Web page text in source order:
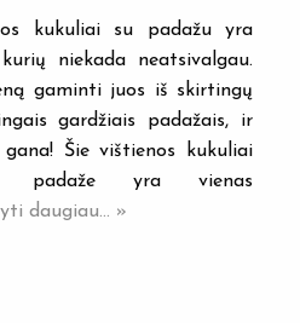
kukuliai su padažu yra
niekada neatsivalgau.
gaminti juos iš skirtingų
gardžiais padažais, ir
Šie vištienos kukuliai
padaže yra vienas
daugiau... »